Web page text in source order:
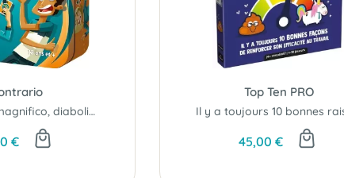
Grandioso, magnifico, diabolico... amusez-vous avec les contraires...!
€
Top Ten PRO
45,00 €